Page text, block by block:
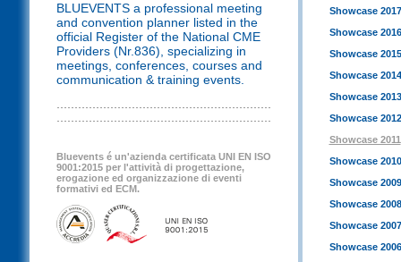
BLUEVENTS a professional meeting
and convention planner listed in the
official Register of the National CME
Providers (Nr.836), specializing in
meetings, conferences, courses and
communication & training events.
Bluevents é un'azienda certificata UNI EN ISO
9001:2015 per l'attività di progettazione,
erogazione ed organizzazione di eventi
formativi ed ECM.
Showcase 2017
Showcase 2016
Showcase 2015
Showcase 2014
Showcase 2013
Showcase 2012
Showcase 2011
Showcase 2010
Showcase 2009
Showcase 2008
Showcase 2007
Showcase 2006